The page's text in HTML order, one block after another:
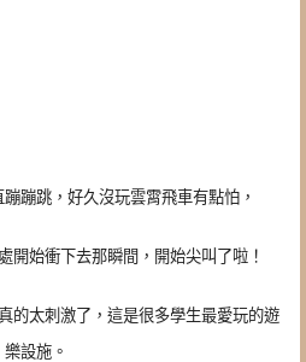
蹦跳，好久沒玩雲霄飛車有點怕，
開始衝下去那瞬間，開始尖叫了啦！
的太刺激了，這是很多學生最愛玩的遊
樂設施。